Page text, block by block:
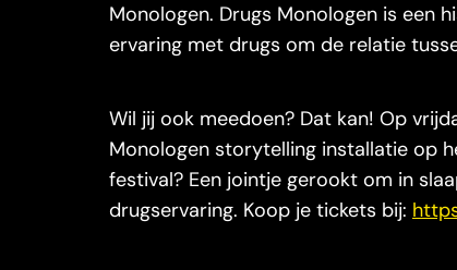
Monologen. Drugs Monologen is een
ervaring met drugs om de relatie
Wil jij ook meedoen? Dat kan! Op
Monologen storytelling installatie op
festival? Een jointje gerookt om in
drugservaring. Koop je tickets bij: